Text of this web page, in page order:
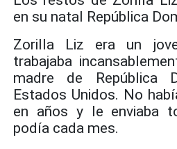
en su natal República
Zorilla Liz era un
trabajaba
madre de República
Estados Unidos. No
en años y le enviaba
podía cada mes.